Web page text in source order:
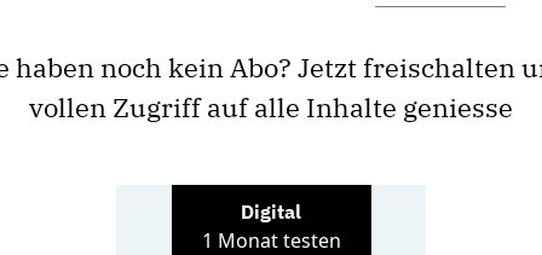
haben noch kein Abo? Jetzt freischalten
vollen Zugriff auf alle Inhalte geniesse
Digital
1 Monat testen